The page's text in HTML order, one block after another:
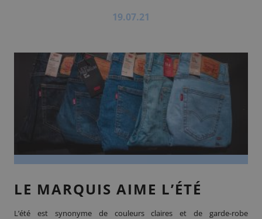
19.07.21
LE MARQUIS AIME L’ÉTÉ
L’été est synonyme de couleurs claires et de garde-robe